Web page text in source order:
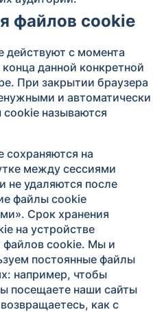
файлов cookie
с момента
данной конкретной
При закрытии браузера
и автоматически
называются
на
между сессиями
не удаляются после
файлы cookie
Срок хранения
на устройстве
файлов cookie. Мы и
постоянные файлы
например, чтобы
посещаете наши сайты
как с